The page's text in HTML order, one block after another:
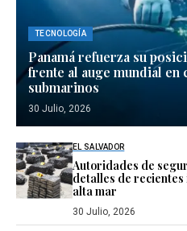
TECNOLOGÍA
Panamá refuerza su
frente al auge mundial en
submarinos
30 Julio, 2026
EL SALVADOR
Autoridades de
detalles de
alta mar
30 Julio, 2026